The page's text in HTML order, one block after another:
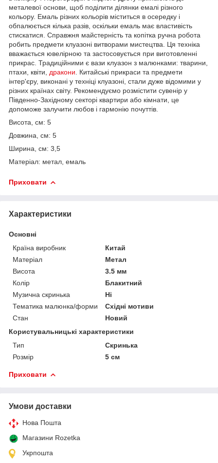
металевої основи, щоб поділити ділянки емалі різного
кольору. Емаль різних кольорів міститься в осередку і
обпалюється кілька разів, оскільки емаль має властивість
стискатися. Справжня майстерність та копітка ручна робота
робить предмети клуазоні витворами мистецтва. Ця техніка
вважається ювелірною та застосовується при виготовленні
прикрас. Традиційними є вази клуазон з малюнками: тварини,
птахи, квіти, дракони . Китайські прикраси та предмети
інтер'єру, виконані у техніці клуазоні, стали дуже відомими у
різних країнах світу. Рекомендуємо розмістити сувенір у
Південно-Західному секторі квартири або кімнати, це
допоможе залучити любов і гармонію почуттів.
Висота, см: 5
Довжина, см: 5
Ширина, см: 3,5
Матеріал: метал, емаль
Приховати
Характеристики
Основні
Країна виробник
Китай
Матеріал
Метал
Висота
3.5 мм
Колір
Блакитний
Музична скринька
Ні
Тематика малюнка/форми
Східні мотиви
Стан
Новий
Користувальницькі характеристики
Тип
Скринька
Розмір
5 см
Приховати
Умови доставки
Нова Пошта
Магазини Rozetka
Укрпошта